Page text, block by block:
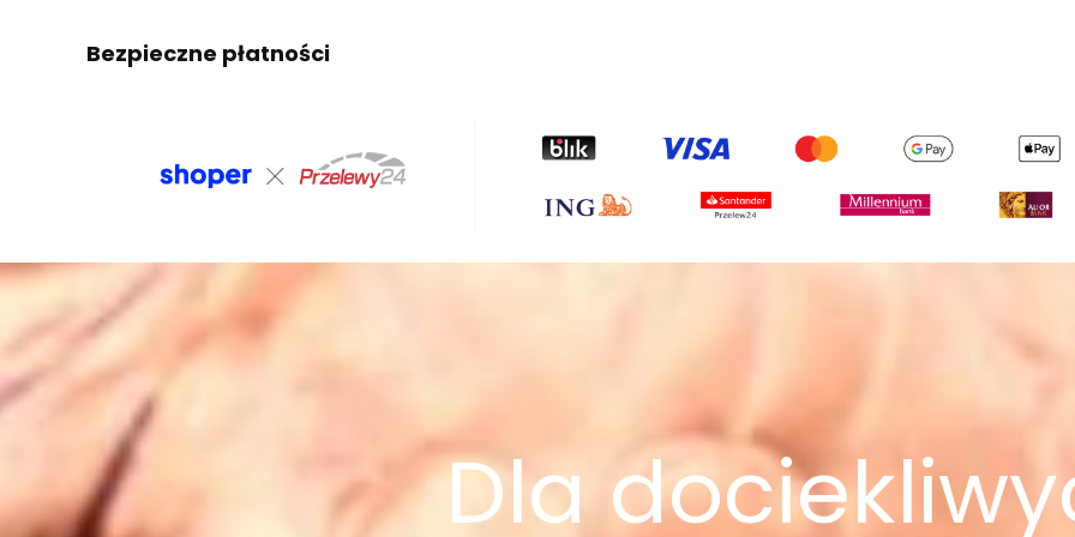
Bezpieczne płatności
Dla